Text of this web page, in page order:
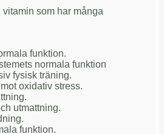
som har många
funktion.
normala funktion
fysisk träning.
oxidativ stress.
utmattning.
funktion.